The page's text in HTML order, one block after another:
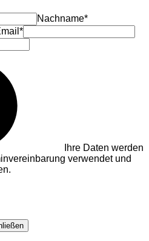
Nachname*
Ihre Daten werden
verwendet und